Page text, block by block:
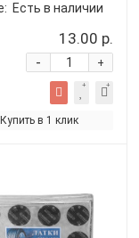
Есть в наличии
13.00 р.
+
-
Купить в 1 клик